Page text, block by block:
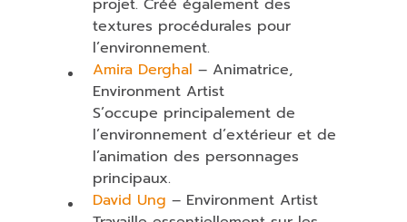
projet. Créé également des
textures procédurales pour
l’environnement.
Amira Derghal – Animatrice,
Environment Artist
S’occupe principalement de
l’environnement d’extérieur et de
l’animation des personnages
principaux.
David Ung – Environment Artist